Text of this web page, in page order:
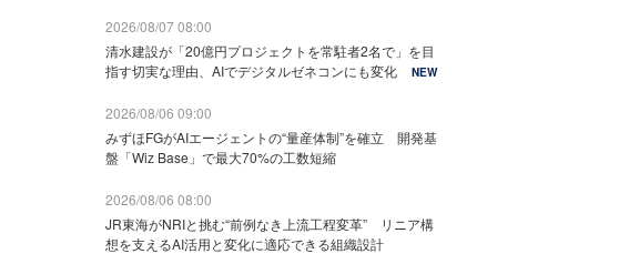
2026/08/07 08:00
清水建設が「20億円プロジェクトを常駐者2名で」を目
指す切実な理由、AIでデジタルゼネコンにも変化
NEW
2026/08/06 09:00
みずほFGがAIエージェントの“量産体制”を確立 開発基
盤「Wiz Base」で最大70%の工数短縮
2026/08/06 08:00
JR東海がNRIと挑む“前例なき上流工程変革” リニア構
想を支えるAI活用と変化に適応できる組織設計